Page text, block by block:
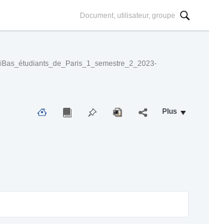
Plus